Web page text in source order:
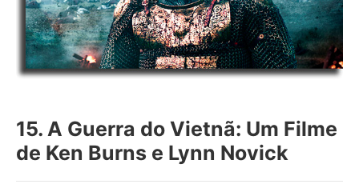
15. A Guerra do Vietnã: Um Filme
de Ken Burns e Lynn Novick